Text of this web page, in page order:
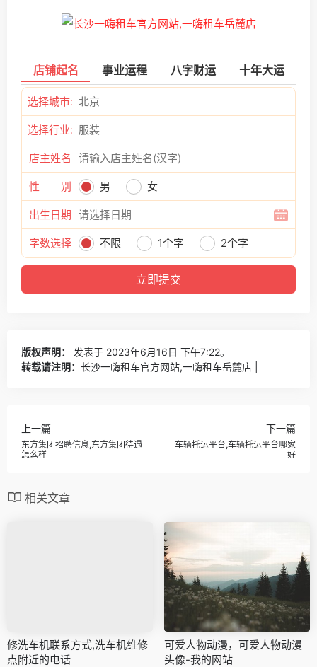
店铺起名 事业运程 八字财运 十年大运
选择城市:
选择行业:
店主姓名
性 别 男 女
出生日期
字数选择 不限 1个字 2个字
版权声明：
发表于 2023年6月16日 下午7:22。
转载请注明： 长沙一嗨租车官方网站,一嗨租车岳麓店 |
上一篇
东方集团招聘信息,东方集团待遇
怎么样
下一篇
车辆托运平台,车辆托运平台哪家
好
相关文章
修洗车机联系方式,洗车机维修
点附近的电话
可爱人物动漫，可爱人物动漫
头像-我的网站